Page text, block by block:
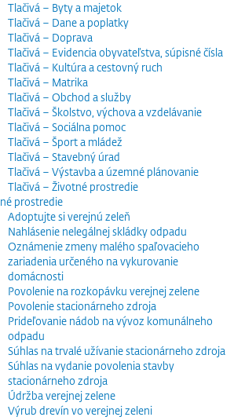
Tlačivá – Byty a majetok
Tlačivá – Dane a poplatky
Tlačivá – Doprava
Tlačivá – Evidencia obyvateľstva, súpisné čísla
Tlačivá – Kultúra a cestovný ruch
Tlačivá – Matrika
Tlačivá – Obchod a služby
Tlačivá – Školstvo, výchova a vzdelávanie
Tlačivá – Sociálna pomoc
Tlačivá – Šport a mládež
Tlačivá – Stavebný úrad
Tlačivá – Výstavba a územné plánovanie
Tlačivá – Životné prostredie
prostredie
Adoptujte si verejnú zeleň
Nahlásenie nelegálnej skládky odpadu
Oznámenie zmeny malého spaľovacieho
zariadenia určeného na vykurovanie
domácnosti
Povolenie na rozkopávku verejnej zelene
Povolenie stacionárneho zdroja
Prideľovanie nádob na vývoz komunálneho
odpadu
Súhlas na trvalé užívanie stacionárneho zdroja
Súhlas na vydanie povolenia stavby
stacionárneho zdroja
Údržba verejnej zelene
Výrub drevín vo verejnej zeleni